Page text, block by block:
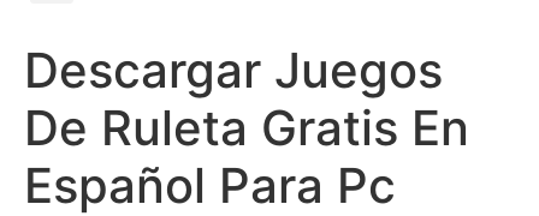
Descargar Juegos
De Ruleta Gratis En
Español Para Pc